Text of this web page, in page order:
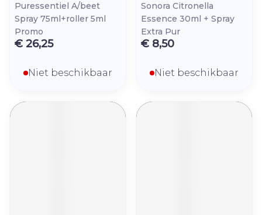
Puressentiel A/beet
Spray 75ml+roller 5ml
Promo
€ 26,25
Niet beschikbaar
Sonora Citronella
Essence 30ml + Spray
Extra Pur
€ 8,50
Niet beschikbaar